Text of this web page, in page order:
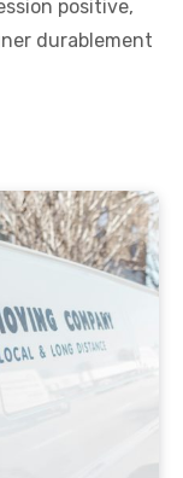
positive,
durablement